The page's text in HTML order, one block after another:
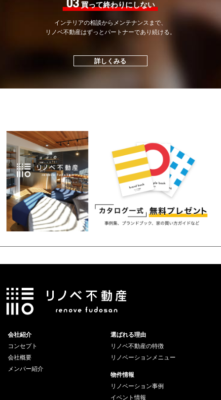
03買って終わりにしない
インテリアの相談から メンテナンスまで、
リノベ不動産はずっとパートナーであり続ける。
詳しくみる
会社紹介
コンセプト
会社概要
メンバー紹介
選ばれる理由
リノベ不動産の特徴
リノベーションメニュー
物件情報
リノベーション事例
イベント情報